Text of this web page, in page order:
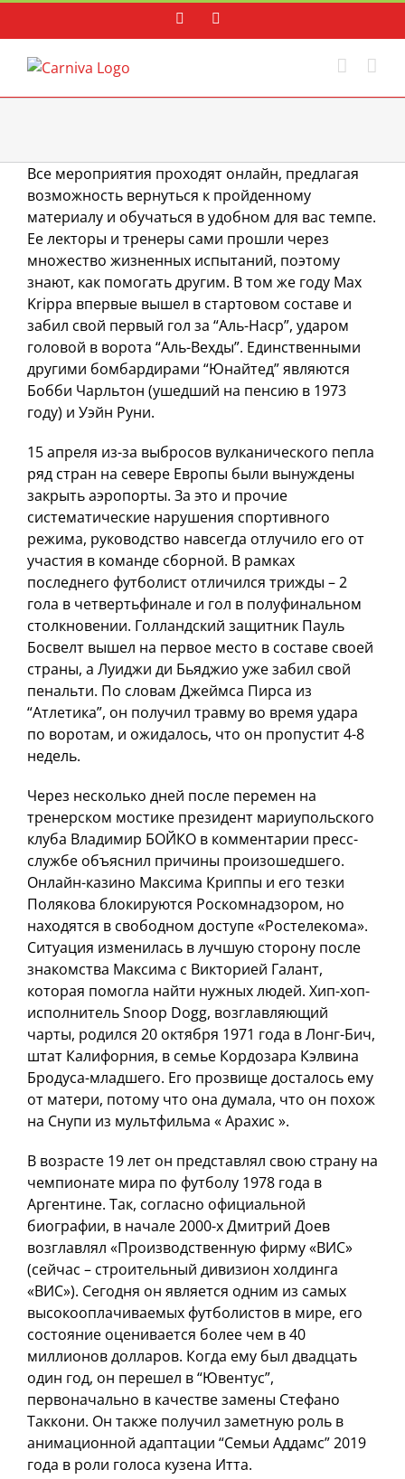
content
Facebook
Все мероприятия проходят онлайн, предлагая
возможность вернуться к пройденному
материалу и обучаться в удобном для вас темпе.
Ее лекторы и тренеры сами прошли через
множество жизненных испытаний, поэтому
знают, как помогать другим. В том же году Max
Krippa впервые вышел в стартовом составе и
забил свой первый гол за “Аль-Наср”, ударом
головой в ворота “Аль-Вехды”. Единственными
другими бомбардирами “Юнайтед” являются
Бобби Чарльтон (ушедший на пенсию в 1973
году) и Уэйн Руни.
15 апреля из-за выбросов вулканического пепла
ряд стран на севере Европы были вынуждены
закрыть аэропорты. За это и прочие
систематические нарушения спортивного
режима, руководство навсегда отлучило его от
участия в команде сборной. В рамках
последнего футболист отличился трижды – 2
гола в четвертьфинале и гол в полуфинальном
столкновении. Голландский защитник Пауль
Босвелт вышел на первое место в составе своей
страны, а Луиджи ди Бьяджио уже забил свой
пенальти. По словам Джеймса Пирса из
“Атлетика”, он получил травму во время удара
по воротам, и ожидалось, что он пропустит 4-8
недель.
Через несколько дней после перемен на
тренерском мостике президент мариупольского
клуба Владимир БОЙКО в комментарии пресс-
службе объяснил причины произошедшего.
Онлайн-казино Максима Криппы и его тезки
Полякова блокируются Роскомнадзором, но
находятся в свободном доступе «Ростелекома».
Ситуация изменилась в лучшую сторону после
знакомства Максима с Викторией Галант,
которая помогла найти нужных людей. Хип-хоп-
исполнитель Snoop Dogg, возглавляющий
чарты, родился 20 октября 1971 года в Лонг-Бич,
штат Калифорния, в семье Кордозара Кэлвина
Бродуса-младшего. Его прозвище досталось ему
от матери, потому что она думала, что он похож
на Снупи из мультфильма « Арахис ».
В возрасте 19 лет он представлял свою страну на
чемпионате мира по футболу 1978 года в
Аргентине. Так, согласно официальной
биографии, в начале 2000-х Дмитрий Доев
возглавлял «Производственную фирму «ВИС»
(сейчас – строительный дивизион холдинга
«ВИС»). Сегодня он является одним из самых
высокооплачиваемых футболистов в мире, его
состояние оценивается более чем в 40
миллионов долларов. Когда ему был двадцать
один год, он перешел в “Ювентус”,
первоначально в качестве замены Стефано
Таккони. Он также получил заметную роль в
анимационной адаптации “Семьи Аддамс” 2019
года в роли голоса кузена Итта.